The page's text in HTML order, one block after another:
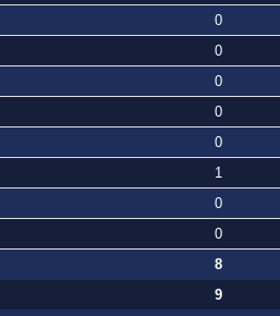
0
0
0
0
0
1
0
0
8
9